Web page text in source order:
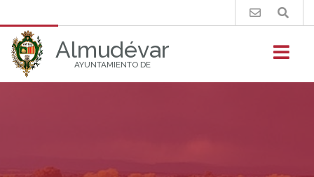
Almudévar
AYUNTAMIENTO DE
Buscar